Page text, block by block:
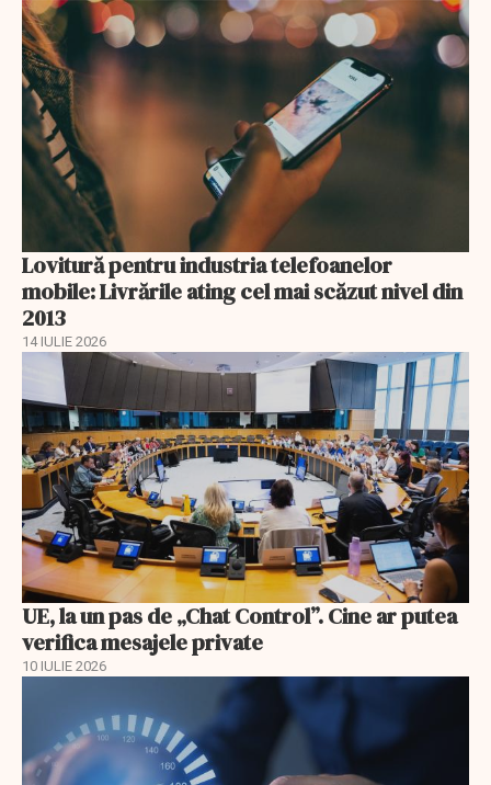
Lovitură pentru industria telefoanelor
mobile: Livrările ating cel mai scăzut nivel din
2013
14 IULIE 2026
UE, la un pas de „Chat Control”. Cine ar putea
verifica mesajele private
10 IULIE 2026